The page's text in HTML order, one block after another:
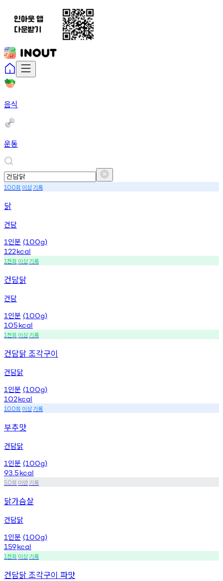
음식
운동
100회 이상기록
닭
건담
1 인분 (100g)
122kcal
1천회 이상기록
건담닭
건담
1 인분 (100g)
105kcal
1천회 이상기록
건담닭 조각구이
건담닭
1 인분 (100g)
102kcal
100회 이상기록
부추맛
건담닭
1 인분 (100g)
93.5kcal
50회 미만기록
닭가슴살
건담닭
1 인분 (100g)
159kcal
1천회 이상기록
건담닭 조각구이 파맛